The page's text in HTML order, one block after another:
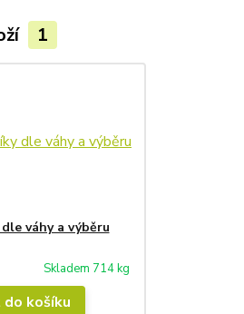
1
váhy a výběru
Skladem 714 kg
košíku